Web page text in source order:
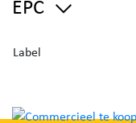
EPC
Label